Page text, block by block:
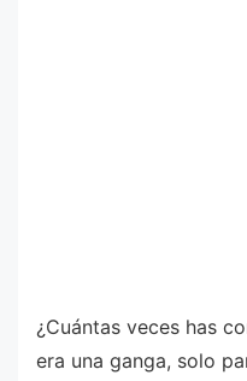
¿Cuántas veces has
era una ganga, solo